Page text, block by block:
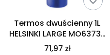
Termos dwuścienny 1L
HELSINKI LARGE MO6373-
04
71,97 zł